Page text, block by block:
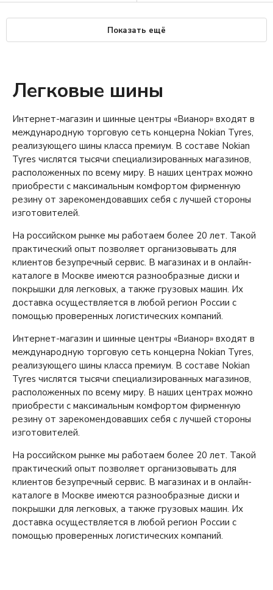
Показать ещё
Легковые шины
Интернет-магазин и шинные центры «Вианор» входят в
международную торговую сеть концерна Nokian Tyres,
реализующего шины класса премиум. В составе Nokian
Tyres числятся тысячи специализированных магазинов,
расположенных по всему миру. В наших центрах можно
приобрести с максимальным комфортом фирменную
резину от зарекомендовавших себя с лучшей стороны
изготовителей.
На российском рынке мы работаем более 20 лет. Такой
практический опыт позволяет организовывать для
клиентов безупречный сервис. В магазинах и в онлайн-
каталоге в Москве имеются разнообразные диски и
покрышки для легковых, а также грузовых машин. Их
доставка осуществляется в любой регион России с
помощью проверенных логистических компаний.
Интернет-магазин и шинные центры «Вианор» входят в
международную торговую сеть концерна Nokian Tyres,
реализующего шины класса премиум. В составе Nokian
Tyres числятся тысячи специализированных магазинов,
расположенных по всему миру. В наших центрах можно
приобрести с максимальным комфортом фирменную
резину от зарекомендовавших себя с лучшей стороны
изготовителей.
На российском рынке мы работаем более 20 лет. Такой
практический опыт позволяет организовывать для
клиентов безупречный сервис. В магазинах и в онлайн-
каталоге в Москве имеются разнообразные диски и
покрышки для легковых, а также грузовых машин. Их
доставка осуществляется в любой регион России с
помощью проверенных логистических компаний.